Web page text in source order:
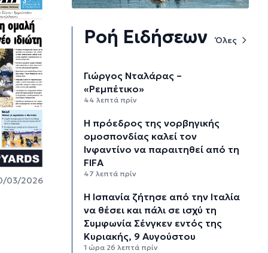
03/2026
Ροή Ειδήσεων Όλες
Γιώργος Νταλάρας –
«Ρεμπέτικο»
44 λεπτά πρίν
Η πρόεδρος της νορβηγικής
ομοσπονδίας καλεί τον
Ινφαντίνο να παραιτηθεί από τη
FIFA
47 λεπτά πρίν
H Ισπανία ζήτησε από την Ιταλία
να θέσει και πάλι σε ισχύ τη
Συμφωνία Σένγκεν εντός της
Κυριακής, 9 Αυγούστου
1 ώρα 26 λεπτά πρίν